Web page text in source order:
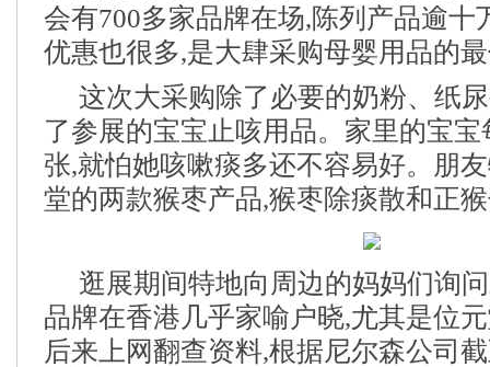
会有700多家品牌在场,陈列产品逾十
优惠也很多,是大肆采购母婴用品的
这次大采购除了必要的奶粉、纸
了参展的宝宝止咳用品。家里的宝
张,就怕她咳嗽痰多还不容易好。朋
堂的两款猴枣产品,猴枣除痰散和正
逛展期间特地向周边的妈妈们询
品牌在香港几乎家喻户晓,尤其是位
后来上网翻查资料,根据尼尔森公司